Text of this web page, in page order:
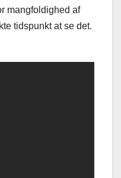
mangfoldighed af
tidspunkt at se det.